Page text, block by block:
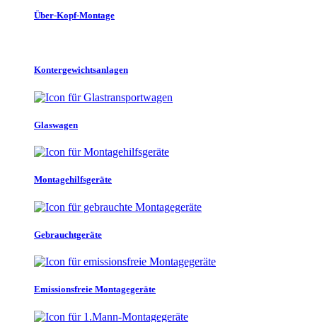
Über-Kopf-Montage
Kontergewichtsanlagen
Glaswagen
Montagehilfsgeräte
Gebrauchtgeräte
Emissionsfreie Montagegeräte